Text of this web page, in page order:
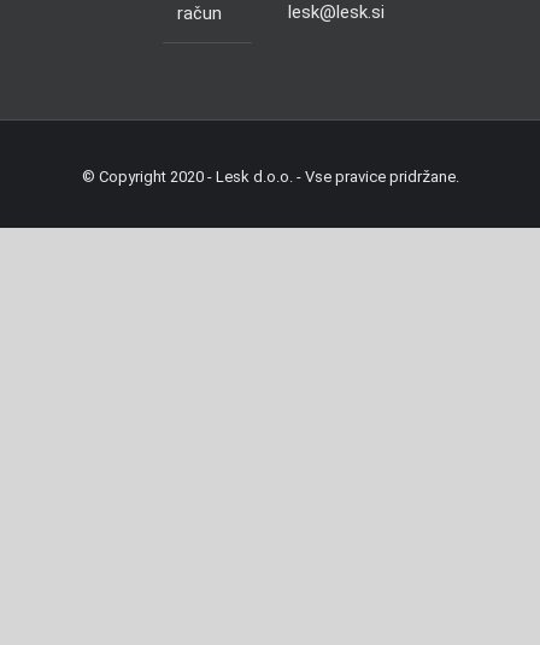
račun
lesk@lesk.si
© Copyright 2020 - Lesk d.o.o. - Vse pravice pridržane.